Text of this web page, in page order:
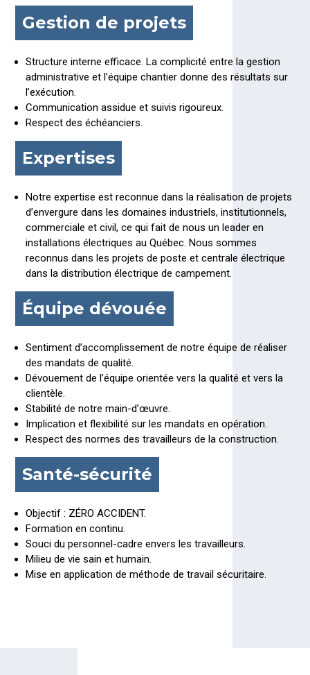
Gestion de projets
Structure interne efficace. La complicité entre la gestion
administrative et l’équipe chantier donne des résultats sur
l’exécution.
Communication assidue et suivis rigoureux.
Respect des échéanciers.
Expertises
Notre expertise est reconnue dans la réalisation de projets
d’envergure dans les domaines industriels, institutionnels,
commerciale et civil, ce qui fait de nous un leader en
installations électriques au Québec. Nous sommes
reconnus dans les projets de poste et centrale électrique
dans la distribution électrique de campement.
Équipe dévouée
Sentiment d’accomplissement de notre équipe de réaliser
des mandats de qualité.
Dévouement de l’équipe orientée vers la qualité et vers la
clientèle.
Stabilité de notre main-d’œuvre.
Implication et flexibilité sur les mandats en opération.
Respect des normes des travailleurs de la construction.
Santé-sécurité
Objectif : ZÉRO ACCIDENT.
Formation en continu.
Souci du personnel-cadre envers les travailleurs.
Milieu de vie sain et humain.
Mise en application de méthode de travail sécuritaire.